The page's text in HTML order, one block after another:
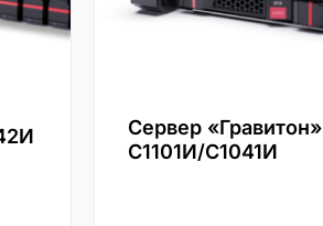
Сервер «Гравитон»
С1101И/С1041И